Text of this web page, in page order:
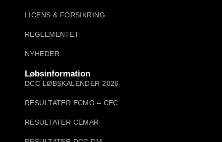
LICENS & FORSIKRING
REGLEMENTET
NYHEDER
Løbsinformation
DCC LØBSKALENDER 2026
RESULTATER ECMO – CEC
RESULTATER CEMAR